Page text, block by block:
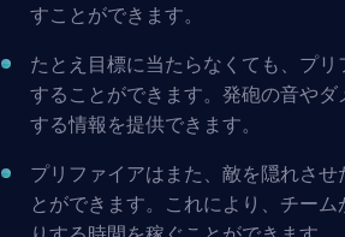
すことができます。
たとえ目標に当たらなくても、プ
することができます。発砲の音や
する情報を提供できます。
プリファイアはまた、敵を隠れさ
とができます。これにより、チー